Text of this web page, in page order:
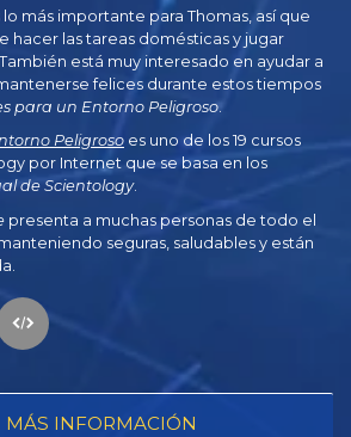
más importante para Thomas, así que
hacer las tareas domésticas y jugar
está muy interesado en ayudar a
felices durante estos tiempos
para un Entorno Peligroso
Peligroso es uno de los 19 cursos
por Internet que se basa en los
de Scientology.
presenta a muchas personas de todo el
seguras, saludables y están
MÁS INFORMACIÓN